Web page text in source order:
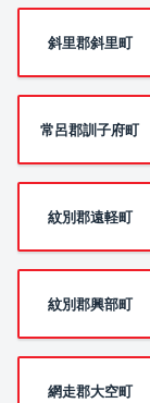
斜里郡斜里町
常呂郡訓子府町
紋別郡遠軽町
紋別郡興部町
網走郡大空町